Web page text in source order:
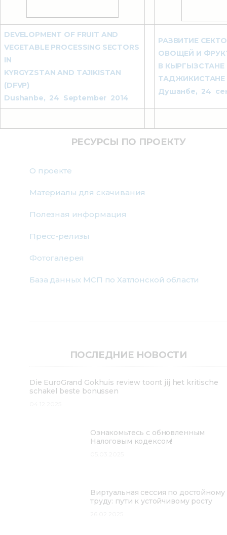
DEVELOPMENT OF FRUIT AND
VEGETABLE PROCESSING SECTORS
IN
KYRGYZSTAN AND TAJIKISTAN
(DFVP)
Dushanbe, 24 September 2014
РАЗВИТИЕ
ОВОЩЕЙ И
В КЫРГЫЗСТАНЕ
ТАДЖИКИСТАНЕ
Душанбе, 24
РЕСУРСЫ ПО ПРОЕКТУ
О проекте
Материалы для скачивания
Полезная информация
Пресс-релизы
Фотогалерея
База данных МСП по Хатлонской области
ПОСЛЕДНИЕ НОВОСТИ
Die EuroGrand Gokhuis review toont jij het kritische
schakel beste bonussen
Ознакомьтесь с обновленным
Налоговым кодексом!
Виртуальная сессия по достойному
труду: пути к устойчивому росту